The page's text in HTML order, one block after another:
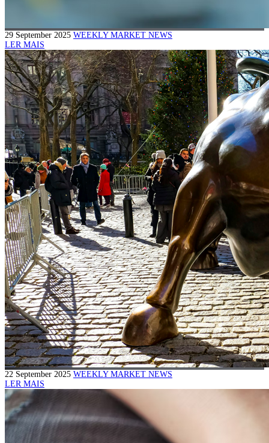
29 September 2025 WEEKLY MARKET NEWS
LER MAIS
22 September 2025 WEEKLY MARKET NEWS
LER MAIS